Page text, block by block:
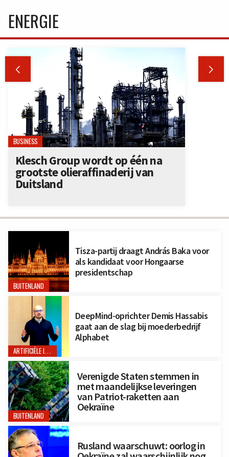
BUITENLAND
Tisza-partij draagt András Baka voor
als kandidaat voor Hongaarse
presidentschap
ARTIFICIËLE INTELLIGENTIE
DeepMind-oprichter Demis Hassabis
gaat aan de slag bij moederbedrijf
Alphabet
BUITENLAND
Verenigde Staten stemmen in
met maandelijkse leveringen
van Patriot-raketten aan
Oekraïne
Rusland waarschuwt: oorlog in
ENERGIE
 
BUSINESS
Klesch Group wordt op één na
grootste olieraffinaderij van
Duitsland